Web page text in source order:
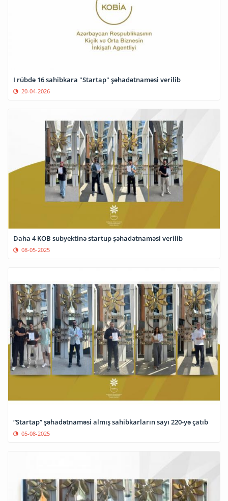
I rübdə 16 sahibkara "Startap" şəhadətnaməsi verilib
20-04-2026
Daha 4 KOB subyektinə startup şəhadətnaməsi verilib
08-05-2025
“Startap” şəhadətnaməsi almış sahibkarların sayı 220-yə çatıb
05-08-2025